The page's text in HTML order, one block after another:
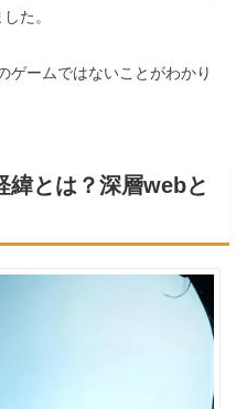
た。
ゲームではないことがわかり
緯とは？深層webと